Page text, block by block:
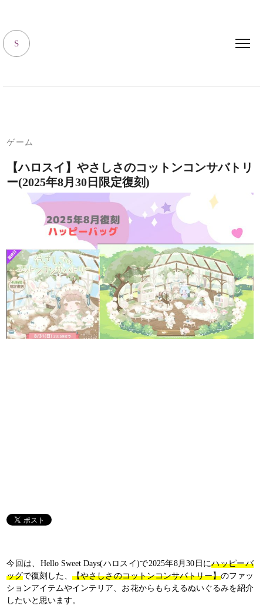
S
ゲーム
【ハロスイ】やさしさのコットンコンサバトリ
ー(2025年8月30日限定復刻)
今回は、Hello Sweet Days(ハロスイ)で2025年8月30日にハッピーバ
ッグで復刻した、【やさしさのコットンコンサバトリー】のファッ
ションアイテムやインテリア、お花からもらえるぬいぐるみを紹介
したいと思います。